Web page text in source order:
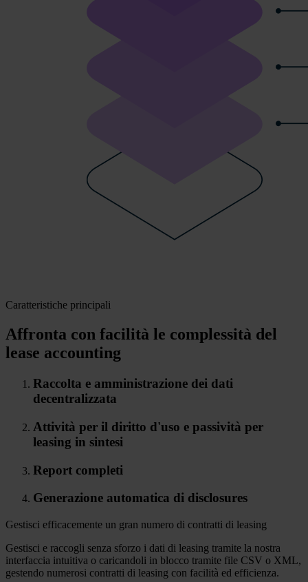
Caratteristiche principali
Affronta con facilità le complessità del
lease accounting
Raccolta e amministrazione dei dati
decentralizzata
Attività per il diritto d'uso e passività per
leasing in sintesi
Report completi
Generazione automatica di disclosures
Gestisci efficacemente un gran numero di contratti di leasing
Gestisci e raccogli senza sforzo i dati di leasing tramite la nostra
interfaccia intuitiva o caricandoli in blocco tramite file CSV o XML,
gestendo numerosi contratti di leasing con facilità ed efficienza.